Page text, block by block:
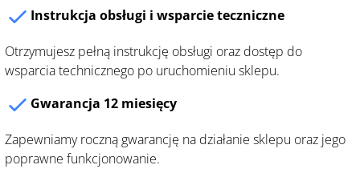
Instrukcja obsługi i wsparcie teczniczne
Otrzymujesz pełną instrukcję obsługi oraz dostęp do
wsparcia technicznego po uruchomieniu sklepu.
Gwarancja 12 miesięcy
Zapewniamy roczną gwarancję na działanie sklepu oraz jego
poprawne funkcjonowanie.